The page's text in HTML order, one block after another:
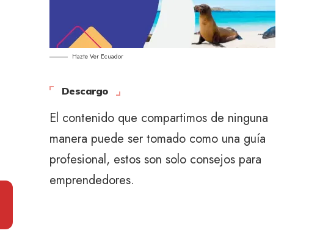
Hazte Ver Ecuador
Descargo
El contenido que compartimos de ninguna
manera puede ser tomado como una guía
profesional, estos son solo consejos para
emprendedores.